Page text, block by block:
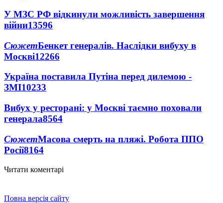
У МЗС РФ відкинули можливість завершення
війни13596
СюжетБенкет генералів. Наслідки вибуху в
Москві12266
Україна поставила Путіна перед дилемою -
ЗМІ10233
Вибух у ресторані: у Москві таємно поховали
генерала8564
СюжетМасова смерть на пляжі. Робота ППО
Росії8164
Читати коментарі
Повна версія сайту